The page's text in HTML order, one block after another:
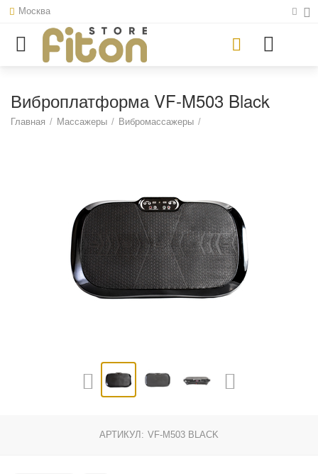
Москва
Виброплатформа VF-M503 Black
Главная / Массажеры / Вибромассажеры /
АРТИКУЛ: VF-M503 BLACK